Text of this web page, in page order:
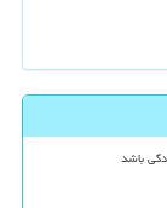
باشد